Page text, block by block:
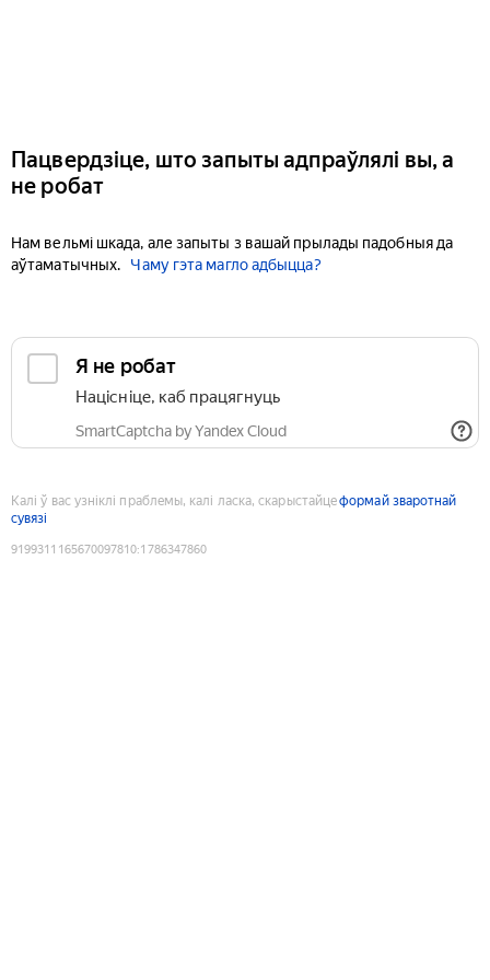
Пацвердзіце, што запыты адпраўлялі вы, а
не робат
Нам вельмі шкада, але запыты з вашай прылады падобныя да
аўтаматычных.
Чаму гэта магло адбыцца?
Я не робат
Націсніце, каб працягнуць
SmartCaptcha by Yandex Cloud
Калі ў вас узніклі праблемы, калі ласка, скарыстайцеформай зваротнай
сувязі
9199311165670097810:1786347860